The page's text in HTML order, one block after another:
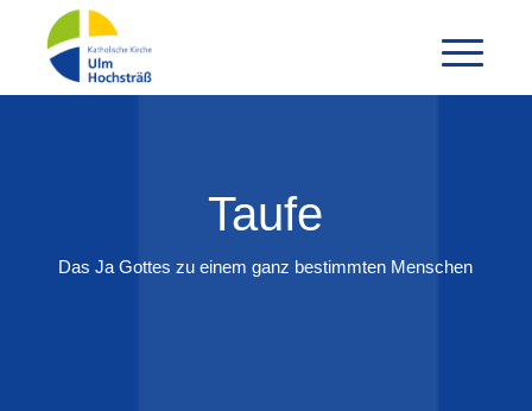
Taufe
Das Ja Gottes zu einem ganz bestimmten Menschen